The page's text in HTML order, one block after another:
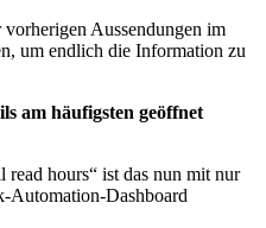
Aussendungen im
um endlich die Information zu
am häufigsten geöffnet
hours“ ist das nun mit nur
Automation-Dashboard